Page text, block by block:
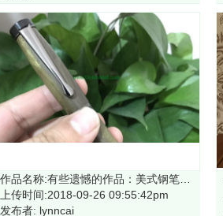
上传时间:2018-09-26 09:55:42pm
发布者: lynncai